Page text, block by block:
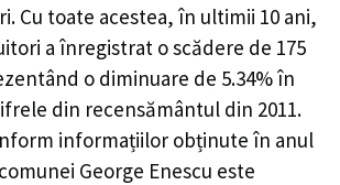
Cu toate acestea, în ultimii 10 ani,
a înregistrat oscădere de 175
o diminuare de 5.34%în
din recensământul din 2011.
informațiilor obținute în anul
George Enescu este